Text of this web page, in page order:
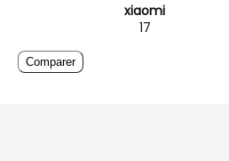
xiaomi
17
Comparer